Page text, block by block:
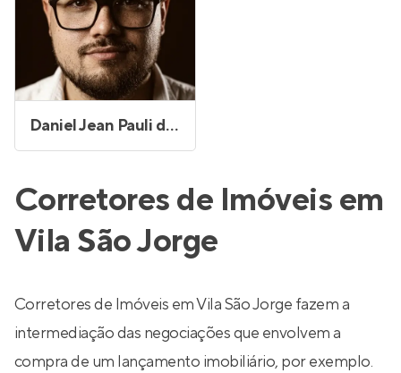
Daniel Jean Pauli de Oliveira
Corretores de Imóveis em
Vila São Jorge
Corretores de Imóveis em Vila São Jorge fazem a
intermediação das negociações que envolvem a
compra de um lançamento imobiliário, por exemplo.